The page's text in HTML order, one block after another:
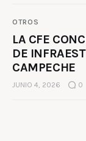
OTROS
LA CFE
DE
CAMPECHE
JUNIO 4, 2026 0